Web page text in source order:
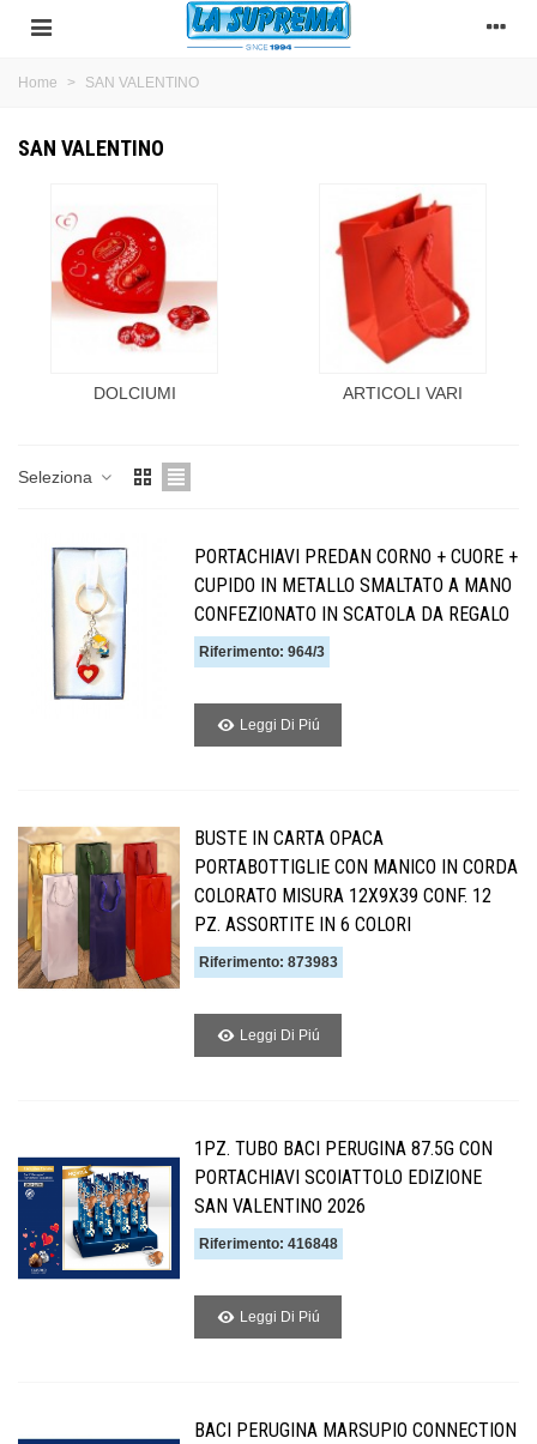
Home > SAN VALENTINO
SAN VALENTINO
DOLCIUMI ARTICOLI VARI
Seleziona
PORTACHIAVI PREDAN CORNO + CUORE +
CUPIDO IN METALLO SMALTATO A MANO
CONFEZIONATO IN SCATOLA DA REGALO
Riferimento: 964/3
Leggi Di Piú
BUSTE IN CARTA OPACA
PORTABOTTIGLIE CON MANICO IN CORDA
COLORATO MISURA 12X9X39 CONF. 12
PZ. ASSORTITE IN 6 COLORI
Riferimento: 873983
Leggi Di Piú
1PZ. TUBO BACI PERUGINA 87.5G CON
PORTACHIAVI SCOIATTOLO EDIZIONE
SAN VALENTINO 2026
Riferimento: 416848
Leggi Di Piú
BACI PERUGINA MARSUPIO CONNECTION